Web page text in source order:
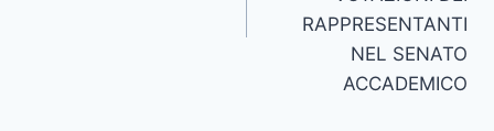
RAPPRESENTANTI
NEL SENATO
ACCADEMICO